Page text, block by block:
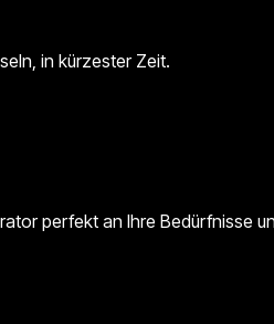
in kürzester Zeit.
perfekt an Ihre Bedürfnisse